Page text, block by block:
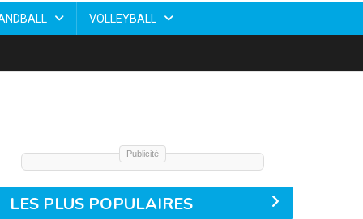
VOLLEYBALL
Publicité
LES PLUS POPULAIRES